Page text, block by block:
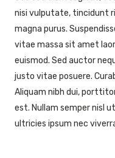
nisi vulputate, tincidunt
magna purus.
vitae massa sit amet
euismod. Sed auctor
justo vitae posuere.
Aliquam nibh dui,
est. Nullam semper nisl
ultricies ipsum nec